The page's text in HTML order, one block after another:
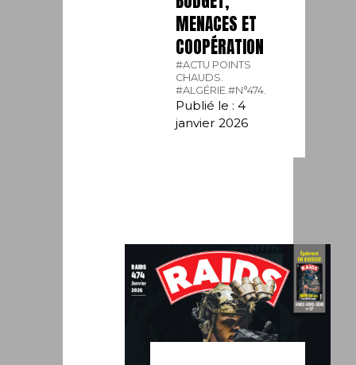
MENACES ET
COOPÉRATION
#ACTU POINTS
CHAUDS.
#ALGÉRIE.#N°474.
Publié le : 4
janvier 2026